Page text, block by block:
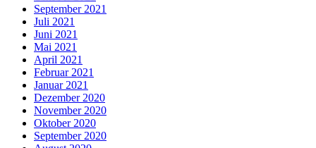
September 2021
Juli 2021
Juni 2021
Mai 2021
April 2021
Februar 2021
Januar 2021
Dezember 2020
November 2020
Oktober 2020
September 2020